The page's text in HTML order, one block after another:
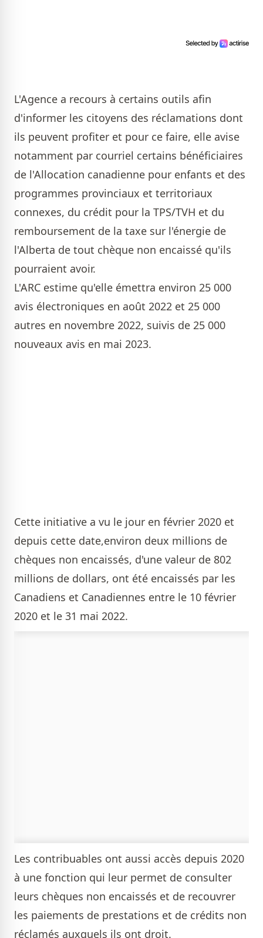
L'Agence a recours à certains outils afin
d'informer les citoyens des réclamations dont
ils peuvent profiter et pour ce faire, elle avise
notamment par courriel certains bénéficiaires
de l'Allocation canadienne pour enfants et des
programmes provinciaux et territoriaux
connexes, du crédit pour la TPS/TVH et du
remboursement de la taxe sur l'énergie de
l'Alberta de tout chèque non encaissé qu'ils
pourraient avoir.
L'ARC estime qu'elle émettra environ 25 000
avis électroniques en août 2022 et 25 000
autres en novembre 2022, suivis de 25 000
nouveaux avis en mai 2023.
Cette initiative a vu le jour en février 2020 et
depuis cette date,environ deux millions de
chèques non encaissés, d'une valeur de 802
millions de dollars, ont été encaissés par les
Canadiens et Canadiennes entre le 10 février
2020 et le 31 mai 2022.
Les contribuables ont aussi accès depuis 2020
à une fonction qui leur permet de consulter
leurs chèques non encaissés et de recouvrer
les paiements de prestations et de crédits non
réclamés auxquels ils ont droit.